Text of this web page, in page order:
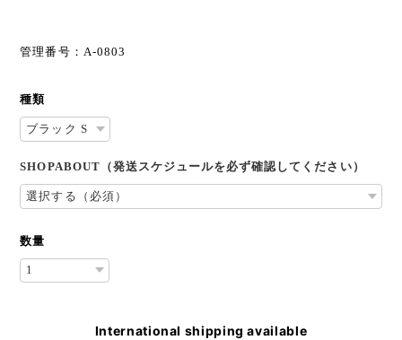
管理番号：A-0803
種類
SHOPABOUT（発送スケジュールを必ず確認してください）
数量
International shipping available